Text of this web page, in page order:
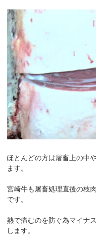
ほとんどの方は屠畜上の中
ます。
宮崎牛も屠畜処理直後の枝
です。
熱で痛むのを防ぐ為マイナ
します。